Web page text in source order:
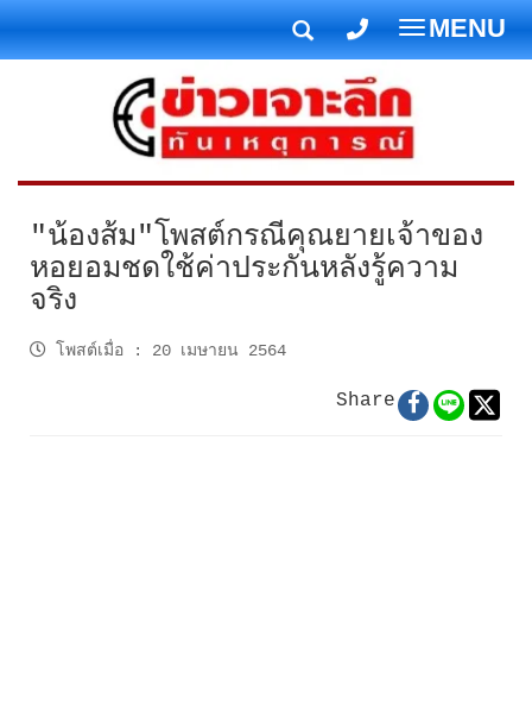
T
o
g
g
l
e
n
a
v
t
MENU
"น้องส้ม"โพสต์กรณีคุณยายเจ้าของ
หอยอมชดใช้ค่าประกันหลังรู้ความ
จริง
โพสต์เมื่อ : 20 เมษายน 2564
Share